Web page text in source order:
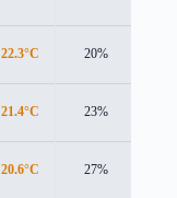
22.3°C 20%
21.4°C 23%
20.6°C 27%